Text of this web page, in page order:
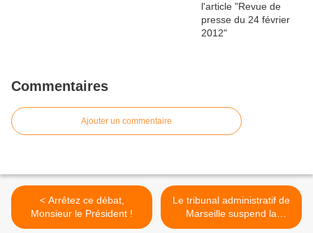
Commentaires
Ajouter un commentaire
< Arrêtez ce débat,
Monsieur le Président !
Le tribunal administratif de
Marseille suspend la
sanction infligée à Erwan